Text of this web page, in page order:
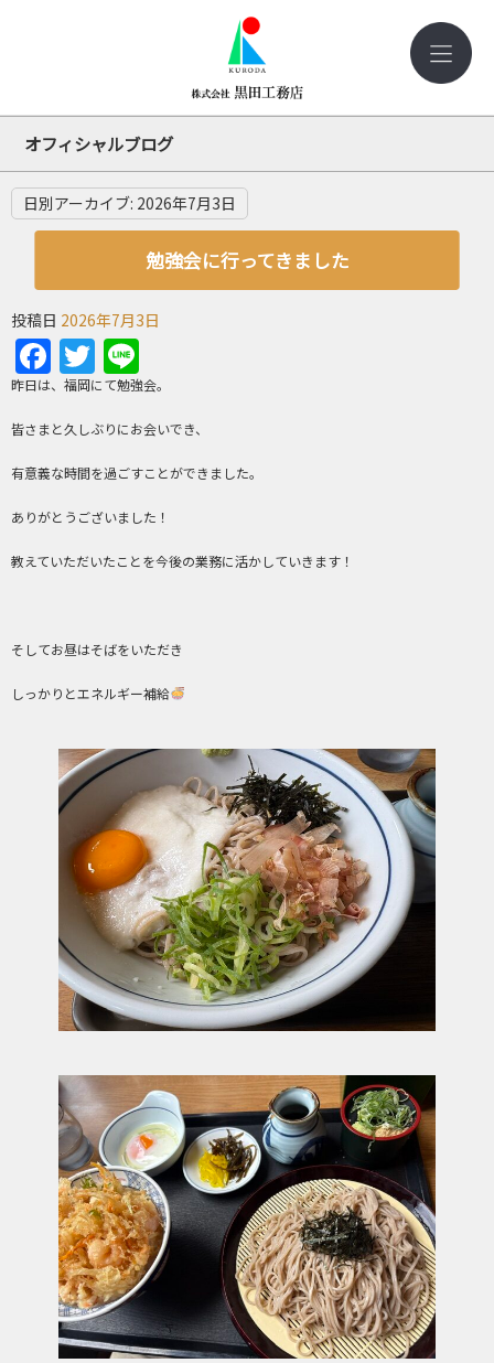
オフィシャルブログ
日別アーカイブ: 2026年7月3日
勉強会に行ってきました
投稿日 2026年7月3日
Facebook
Twitter
昨日は、福岡にて勉強会。
皆さまと久しぶりにお会いでき、
有意義な時間を過ごすことができました。
ありがとうございました！
教えていただいたことを今後の業務に活かしていきます！
そしてお昼はそばをいただき
しっかりとエネルギー補給